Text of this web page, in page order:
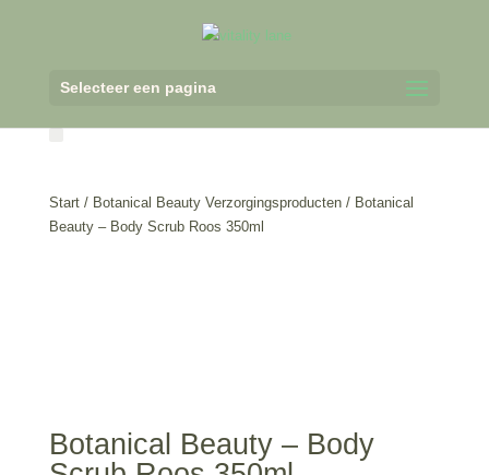
Selecteer een pagina
Start/ Botanical Beauty Verzorgingsproducten/ Botanical
Beauty – Body Scrub Roos 350ml
Botanical Beauty – Body